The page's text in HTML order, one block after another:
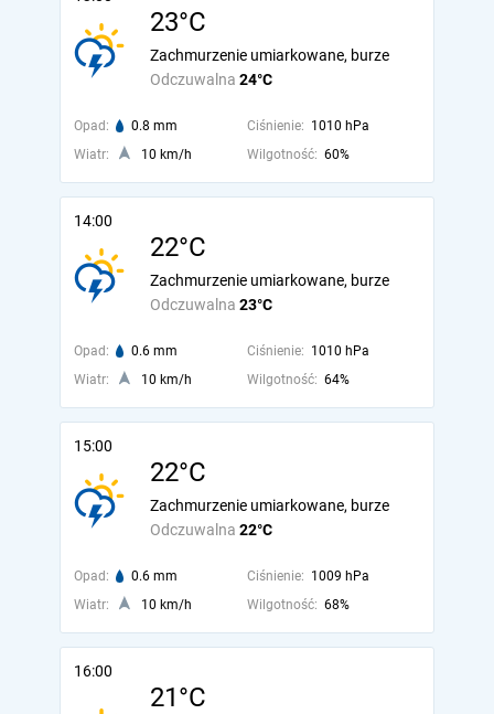
23°C
Odczuwalna 24°C
Zachmurzenie umiarkowane, burze
Opad: 0.8 mm Ciśnienie: 1010 hPa
Wiatr:
10 km/h Wilgotność: 60%
14:00
22°C
Odczuwalna 23°C
Zachmurzenie umiarkowane, burze
Opad: 0.6 mm Ciśnienie: 1010 hPa
Wiatr:
10 km/h Wilgotność: 64%
15:00
22°C
Odczuwalna 22°C
Zachmurzenie umiarkowane, burze
Opad: 0.6 mm Ciśnienie: 1009 hPa
Wiatr:
10 km/h Wilgotność: 68%
16:00
21°C